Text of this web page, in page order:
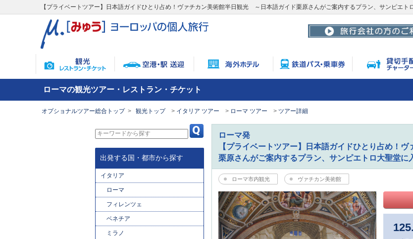
【プライベートツアー】日本語ガイドひとり占め！ヴァチカン美術館半日観光 ～日本語ガイド栗原さんがご案内するプラン、サンピ
ローマの観光ツアー・レストラン・チケット
オプショナルツアー総合トップ 観光トップ イタリア ツアー ローマ ツアー ツアー詳細
出発する国・都市から探す
イタリア
ローマ
フィレンツェ
ベネチア
ミラノ
ローマ発
【プライベートツアー】日本語ガイドひとり占め！
栗原さんがご案内するプラン、サンピエトロ大聖堂に
ローマ市内観光 ヴァチカン美術館